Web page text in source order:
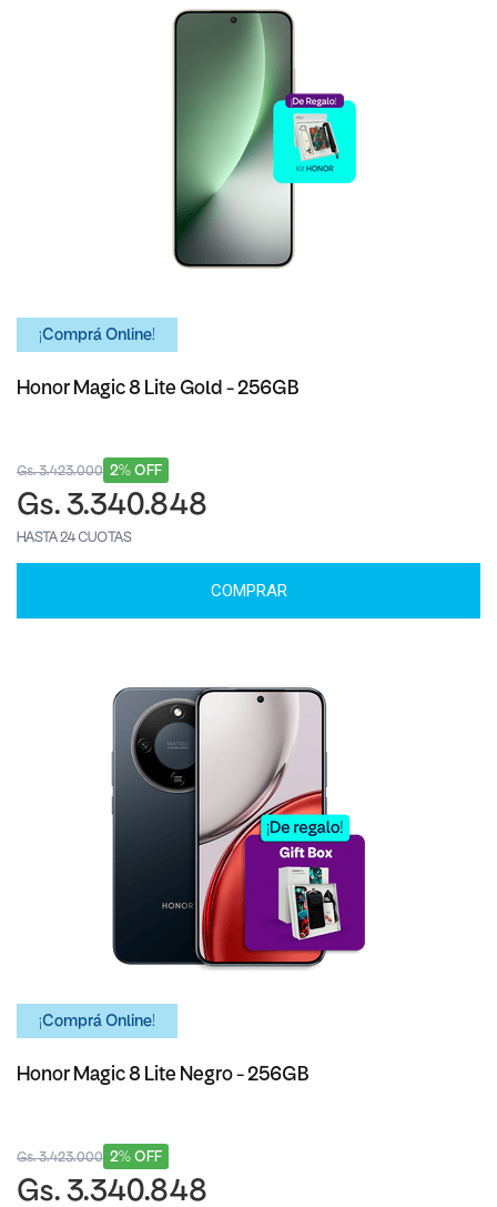
¡Comprá Online!
Honor Magic 8 Lite Gold - 256GB
2% OFF
Gs. 3.423.000
Gs. 3.340.848
HASTA 24 CUOTAS
COMPRAR
¡Comprá Online!
Honor Magic 8 Lite Negro - 256GB
2% OFF
Gs. 3.423.000
Gs. 3.340.848